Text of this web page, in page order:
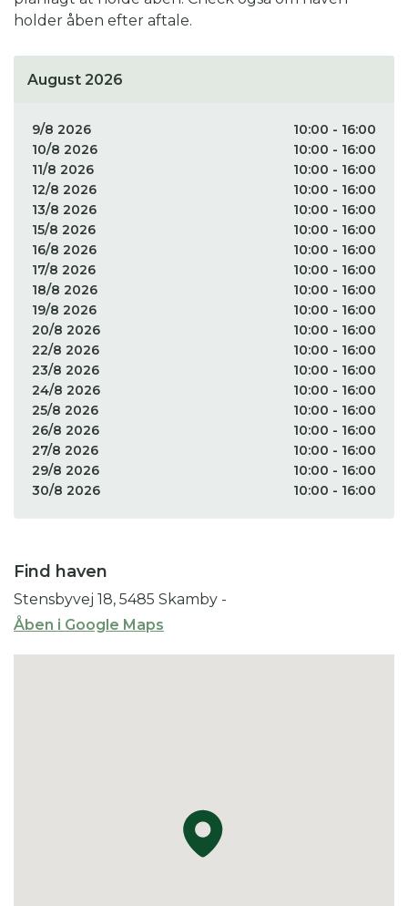
Projektet blev påbegyndt i foråret 2024, og vi
glæder os til at vise mere, efterhånden som det
holder åben efter aftale.
August 2026
9/8 2026
10:00 - 16:00
10/8 2026
10:00 - 16:00
11/8 2026
10:00 - 16:00
12/8 2026
10:00 - 16:00
13/8 2026
10:00 - 16:00
15/8 2026
10:00 - 16:00
16/8 2026
10:00 - 16:00
17/8 2026
10:00 - 16:00
18/8 2026
10:00 - 16:00
19/8 2026
10:00 - 16:00
20/8 2026
10:00 - 16:00
22/8 2026
10:00 - 16:00
23/8 2026
10:00 - 16:00
24/8 2026
10:00 - 16:00
25/8 2026
10:00 - 16:00
26/8 2026
10:00 - 16:00
27/8 2026
10:00 - 16:00
29/8 2026
10:00 - 16:00
30/8 2026
10:00 - 16:00
Find haven
Stensbyvej 18, 5485 Skamby -
Åben i Google Maps